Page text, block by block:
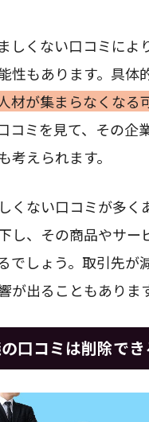
しくない口コミによ
性もあります。具体
材が集まらなくなる
コミを見て、その企
考えられます。
くない口コミが多く
し、その商品やサー
でしょう。取引先が
が出ることもありま
口コミは削除でき